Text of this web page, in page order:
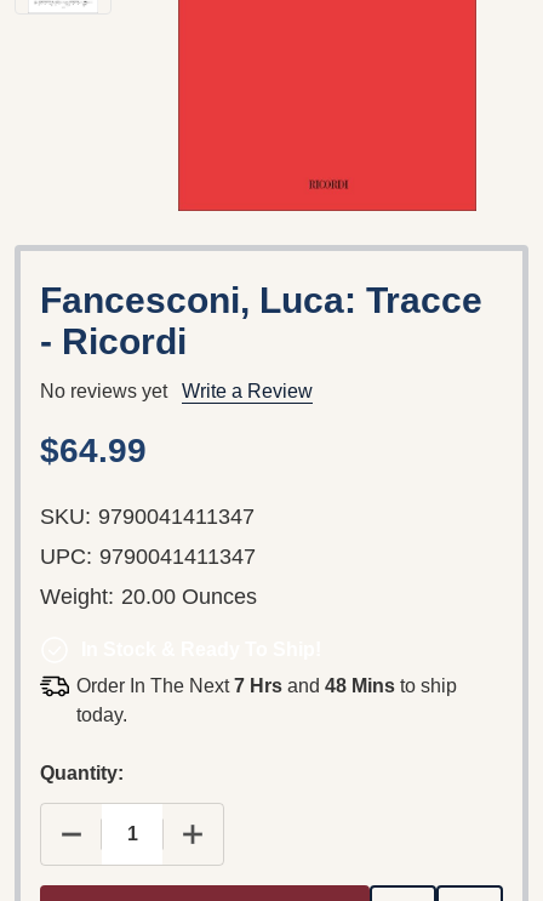
Fancesconi, Luca: Tracce
- Ricordi
No reviews yet Write a Review
$64.99
SKU: 9790041411347
UPC: 9790041411347
Weight: 20.00 Ounces
Order In The Next7 Hrsand 48 Minsto ship
today.
Quantity:
DECREASE QUANTITY OF FANCESCONI, LUCA:
INCREASE QUANTITY OF